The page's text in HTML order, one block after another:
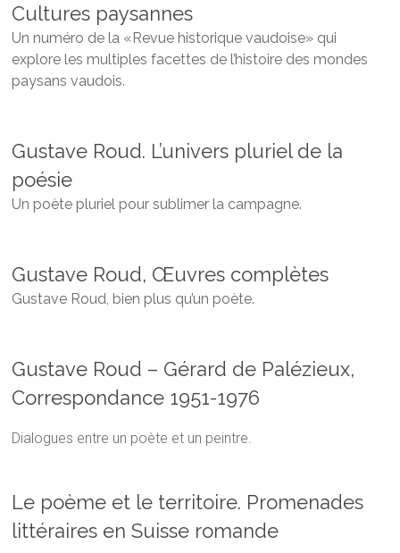
Faculté
des
lettres
Cultures paysannes
Un numéro de la «Revue historique vaudoise» qui
explore les multiples facettes de l’histoire des mondes
paysans vaudois.
Gustave Roud. L’univers pluriel de la
poésie
Un poète pluriel pour sublimer la campagne.
Gustave Roud, Œuvres complètes
Gustave Roud, bien plus qu’un poète.
Gustave Roud – Gérard de Palézieux,
Correspondance 1951-1976
Dialogues entre un poète et un peintre.
Le poème et le territoire. Promenades
littéraires en Suisse romande